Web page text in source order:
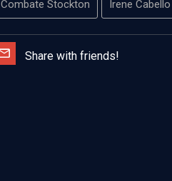
Combate Stockton Irene Cabello
Share with friends!